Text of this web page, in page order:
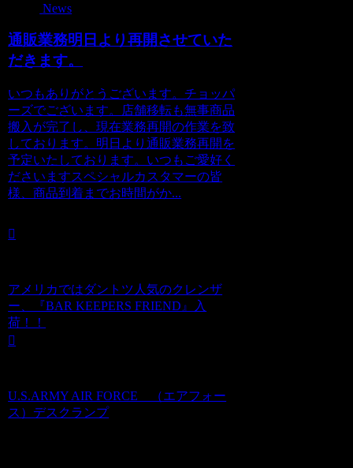
News
通販業務明日より再開させていた
だきます。
いつもありがとうございます。チョッパ
ーズでございます。店舗移転も無事商品
搬入が完了し、現在業務再開の作業を致
しております。明日より通販業務再開を
予定いたしております。いつもご愛好く
ださいますスペシャルカスタマーの皆
様、商品到着までお時間がか...
アメリカではダントツ人気のクレンザ
ー、『BAR KEEPERS FRIEND』入
荷！！
U.S.ARMY AIR FORCE （エアフォー
ス）デスクランプ